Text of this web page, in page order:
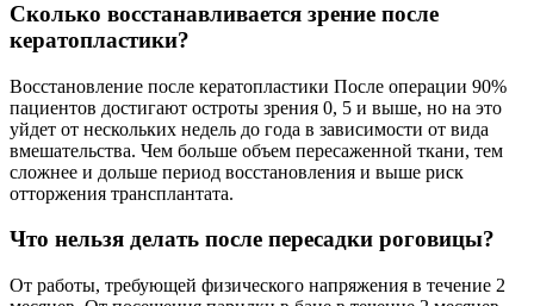
Сколько восстанавливается зрение после
кератопластики?
Восстановление после кератопластики После операции 90%
пациентов достигают остроты зрения 0, 5 и выше, но на это
уйдет от нескольких недель до года в зависимости от вида
вмешательства. Чем больше объем пересаженной ткани, тем
сложнее и дольше период восстановления и выше риск
отторжения трансплантата.
Что нельзя делать после пересадки роговицы?
От работы, требующей физического напряжения в течение 2